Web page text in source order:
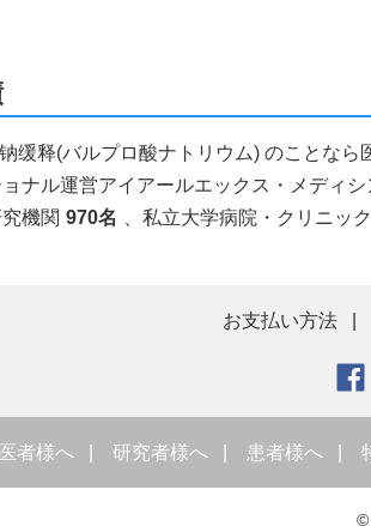
缓释(バルプロ酸ナトリウム) のことな
ョナル運営アイアールエックス・メディ
機関 970名 、私立大学病院・クリニッ
お支払い方法
者様へ 研究者様へ 患者様へ
©